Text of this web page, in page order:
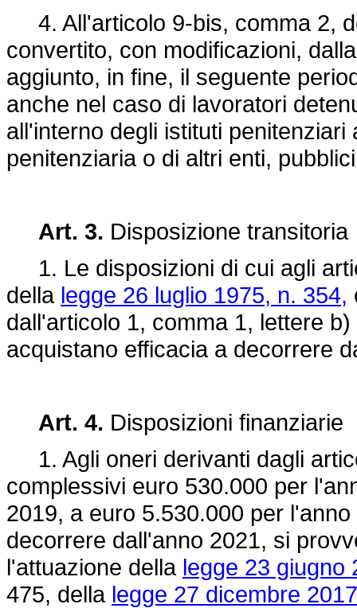
4. All'articolo 9-bis, comma 2,
convertito, con modificazioni,
aggiunto, in fine, il seguente
anche nel caso di lavoratori
all'interno degli istituti
penitenziaria o di altri enti,
Art. 3. Disposizione transitoria
1. Le disposizioni di cui agli
della legge 26 luglio 1975, n. 354,
dall'articolo 1, comma 1, lettere
acquistano efficacia a decorrere
Art. 4. Disposizioni finanziarie
1. Agli oneri derivanti dagli
complessivi euro 530.000 per
2019, a euro 5.530.000 per
decorrere dall'anno 2021, si
l'attuazione della legge 23 giugno
475, della legge 27 dicembre